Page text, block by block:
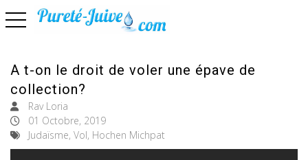
basculer la navigation
A t-on le droit de voler une épave de
collection?
Rav Loria
01 Octobre, 2019
Judaïsme, Vol, Hochen Michpat